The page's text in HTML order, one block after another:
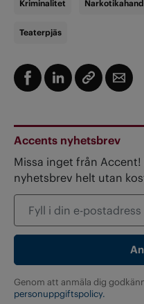
Kriminalitet
Teaterpjäs
Accents nyhetsbrev
Missa inget från
nyhetsbrev helt utan
Genom att anmäla dig
personuppgiftspolicy.